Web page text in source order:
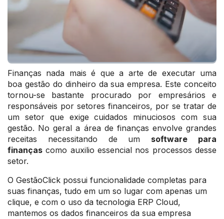
Finanças nada mais é que a arte de executar uma
boa gestão do dinheiro da sua empresa. Este conceito
tornou-se bastante procurado por empresários e
responsáveis por setores financeiros, por se tratar de
um setor que exige cuidados minuciosos com sua
gestão. No geral a área de finanças envolve grandes
receitas necessitando de um software para
finanças como auxilio essencial nos processos desse
setor.
O GestãoClick possui funcionalidade completas para
suas finanças, tudo em um so lugar com apenas um
clique, e com o uso da tecnologia ERP Cloud,
mantemos os dados financeiros da sua empresa